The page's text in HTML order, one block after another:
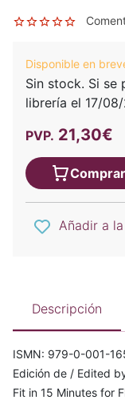
Disponible en
Sin stock. Si se
librería el 17/
PVP. 21,30€
Comprar
Añadir a
Descripción
ISMN: 979-0-001-
Edición de / Edited
Fit in 15 Minutes for